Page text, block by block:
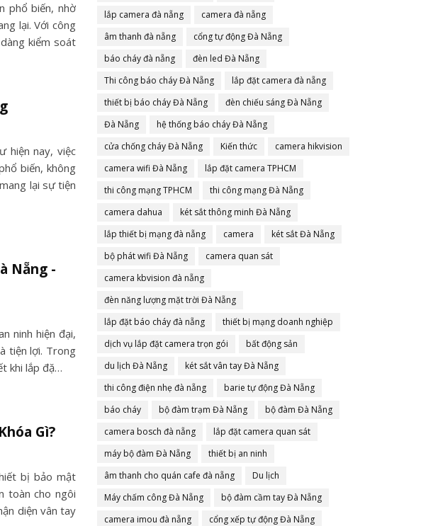
phổ biến, nhờ
lại. Với công
kiểm soát
hiện nay, việc
biến, không
lại sự tiện
Nẵng -
ninh hiện đại,
tiện lợi. Trong
khi lắp đặ…
Gì?
bị bảo mật
toàn cho ngôi
diện vân tay
lắp camera đà nẵng
camera đà nẵng
âm thanh đà nẵng
cổng tự động Đà Nẵng
báo cháy đà nẵng
đèn led Đà Nẵng
Thi công báo cháy Đà Nẵng
lắp đặt camera đà nẵng
thiết bị báo cháy Đà Nẵng
đèn chiếu sáng Đà Nẵng
Đà Nẵng
hệ thống báo cháy Đà Nẵng
cửa chống cháy Đà Nẵng
Kiến thức
camera hikvision
camera wifi Đà Nẵng
lắp đặt camera TPHCM
thi công mạng TPHCM
thi công mạng Đà Nẵng
camera dahua
két sắt thông minh Đà Nẵng
lắp thiết bị mạng đà nẵng
camera
két sắt Đà Nẵng
bộ phát wifi Đà Nẵng
camera quan sát
camera kbvision đà nẵng
đèn năng lượng mặt trời Đà Nẵng
lắp đặt báo cháy đà nẵng
thiết bị mạng doanh nghiệp
dịch vụ lắp đặt camera trọn gói
bất động sản
du lịch Đà Nẵng
két sắt vân tay Đà Nẵng
thi công điện nhẹ đà nẵng
barie tự động Đà Nẵng
báo cháy
bộ đàm trạm Đà Nẵng
bộ đàm Đà Nẵng
camera bosch đà nẵng
lắp đặt camera quan sát
máy bộ đàm Đà Nẵng
thiết bị an ninh
âm thanh cho quán cafe đà nẵng
Du lịch
Máy chấm công Đà Nẵng
bộ đàm cầm tay Đà Nẵng
camera imou đà nẵng
cổng xếp tự động Đà Nẵng